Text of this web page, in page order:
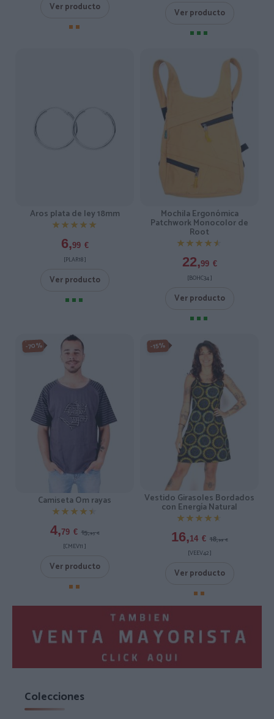
Ver producto Ver producto
Aros plata de ley 18mm
★★★★★
★★★★★
6,99 €
[PLAR18 ]
Ver producto
Mochila Ergonómica
Patchwork Monocolor de
Root
★★★★★
★★★★★
22,99 €
[BOHC34 ]
Ver producto
-70%
Camiseta Om rayas
★★★★★
★★★★★
4,79 € 15,95 €
[CMEV11 ]
Ver producto
-15%
Vestido Girasoles Bordados
con Energía Natural
★★★★★
★★★★★
16,14 € 18,99 €
[VEEV42 ]
Ver producto
Colecciones